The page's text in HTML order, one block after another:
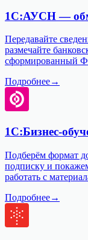
1С:АУСН —
Передавайте
размечайте
сформированный
Подробнее→
1С:Бизнес-
Подберём формат
подписку и
работать с
Подробнее→